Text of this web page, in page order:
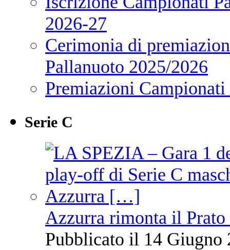
2026-27
Cerimonia di
Pallanuoto 2025/2026
Premiazioni
Serie C
Azzurra rimonta il Prato
Pubblicato il 14 Giugno